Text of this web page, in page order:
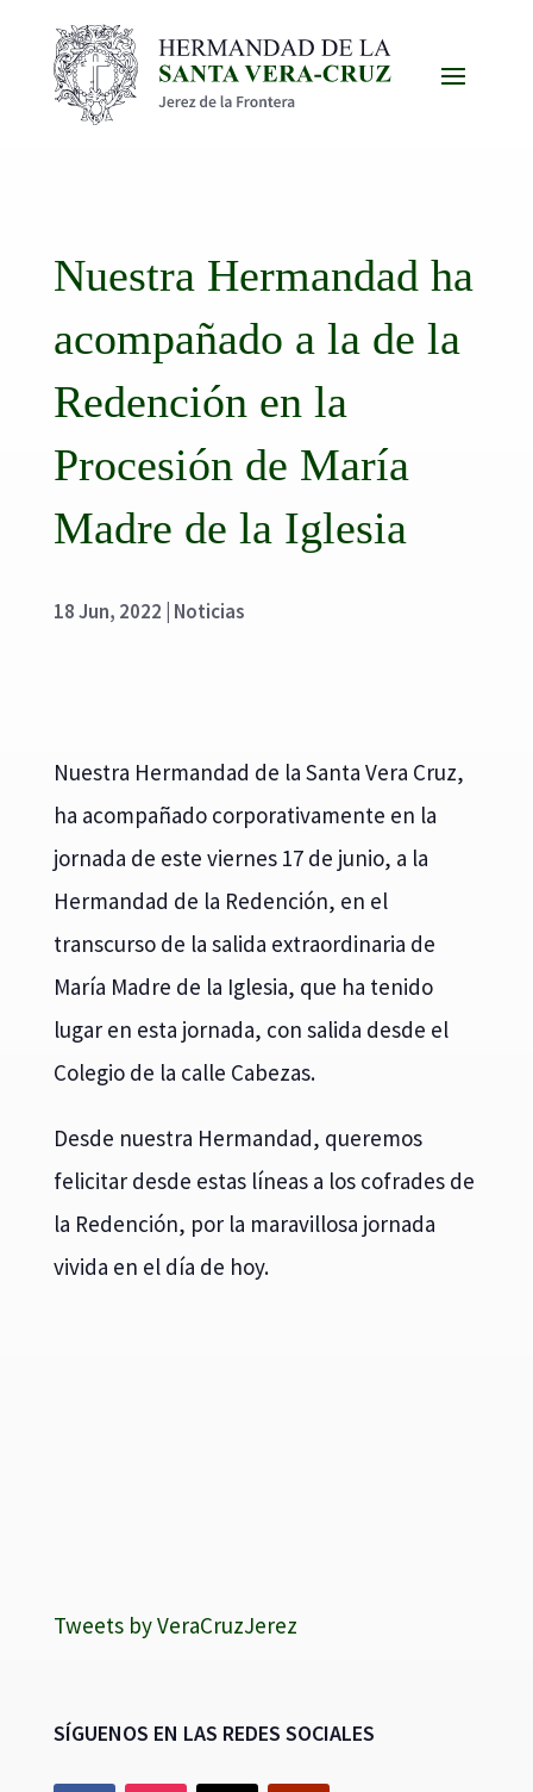
Nuestra Hermandad ha
acompañado a la de la
Redención en la
Procesión de María
Madre de la Iglesia
18 Jun, 2022 Noticias
Nuestra Hermandad de la Santa Vera Cruz,
ha acompañado corporativamente en la
jornada de este viernes 17 de junio, a la
Hermandad de la Redención, en el
transcurso de la salida extraordinaria de
María Madre de la Iglesia, que ha tenido
lugar en esta jornada, con salida desde el
Colegio de la calle Cabezas.
Desde nuestra Hermandad, queremos
felicitar desde estas líneas a los cofrades de
la Redención, por la maravillosa jornada
vivida en el día de hoy.
Tweets by VeraCruzJerez
SÍGUENOS EN LAS REDES SOCIALES